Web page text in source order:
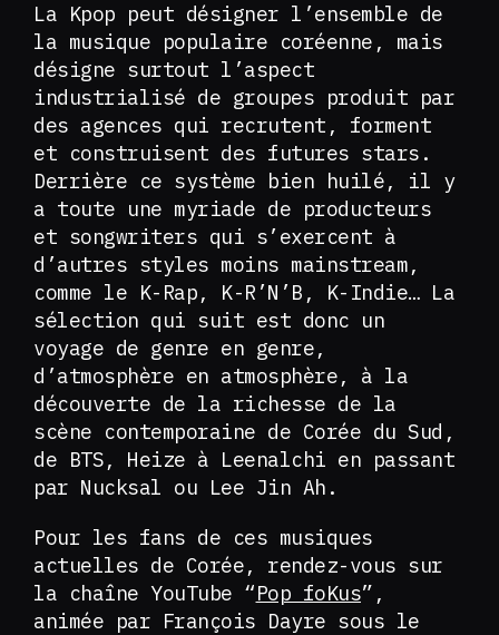
La Kpop peut désigner l’ensemble de
la musique populaire coréenne, mais
désigne surtout l’aspect
industrialisé de groupes produit par
des agences qui recrutent, forment
et construisent des futures stars.
Derrière ce système bien huilé, il y
a toute une myriade de producteurs
et songwriters qui s’exercent à
d’autres styles moins mainstream,
comme le K-Rap, K-R’N’B, K-Indie… La
sélection qui suit est donc un
voyage de genre en genre,
d’atmosphère en atmosphère, à la
découverte de la richesse de la
scène contemporaine de Corée du Sud,
de BTS, Heize à Leenalchi en passant
par Nucksal ou Lee Jin Ah.
Pour les fans de ces musiques
actuelles de Corée, rendez-vous sur
la chaîne YouTube “Pop foKus”,
animée par François Dayre sous le